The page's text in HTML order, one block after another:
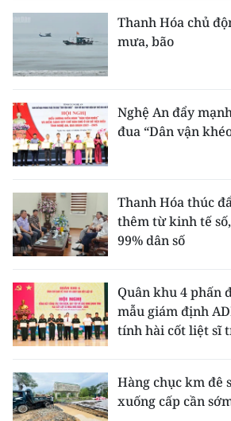
Thanh Hóa chủ
mưa, bão
Nghệ An đẩy
đua “Dân vận
Thanh Hóa thúc
thêm từ kinh tế
99% dân số
Quân khu 4 phấn
mẫu giám định
tính hài cốt liệt sĩ
Hàng chục km đê
xuống cấp cần